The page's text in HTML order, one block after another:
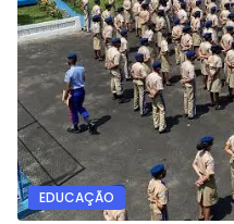
EDUCAÇÃO